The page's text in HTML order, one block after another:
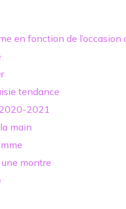
en fonction de l’occasion
tendance
2021
main
montre